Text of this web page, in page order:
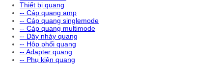
Thiết bị quang
-- Cáp quang amp
-- Cáp quang singlemode
-- Cáp quang multimode
-- Dây nhảy quang
-- Hộp phối quang
-- Adapter quang
-- Phụ kiện quang